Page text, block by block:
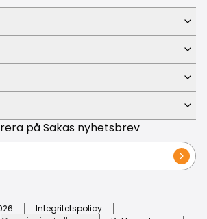
på Sakas nyhetsbrev
Integritetspolicy